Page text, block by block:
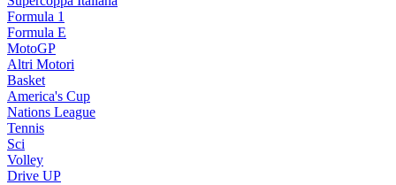
Formula 1
Formula E
MotoGP
Altri Motori
Basket
America's Cup
Nations League
Tennis
Sci
Volley
Drive UP